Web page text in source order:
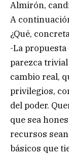
Almirón,
A
¿Qué,
-La propuesta
parezca
cambio real,
privilegios,
del poder.
que sea
recursos
básicos que